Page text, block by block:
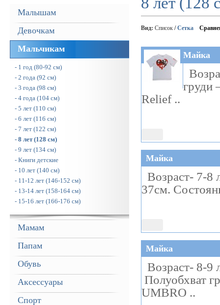
Малышам
Девочкам
Мальчикам
- 1 год (80-92 см)
- 2 года (92 см)
- 3 года (98 см)
- 4 года (104 см)
- 5 лет (110 см)
- 6 лет (116 см)
- 7 лет (122 см)
- 8 лет (128 см)
- 9 лет (134 см)
- Книги детские
- 10 лет (140 см)
- 11-12 лет (146-152 см)
- 13-14 лет (158-164 см)
- 15-16 лет (166-176 см)
Мамам
Папам
Обувь
Аксессуары
Спорт
Вид: Список / Сетка
Майка
груди
Relief ..
Майка
Возраст- 7-8
37см.
Майка
Возраст- 8-9
Полуобхват
UMBRO ..